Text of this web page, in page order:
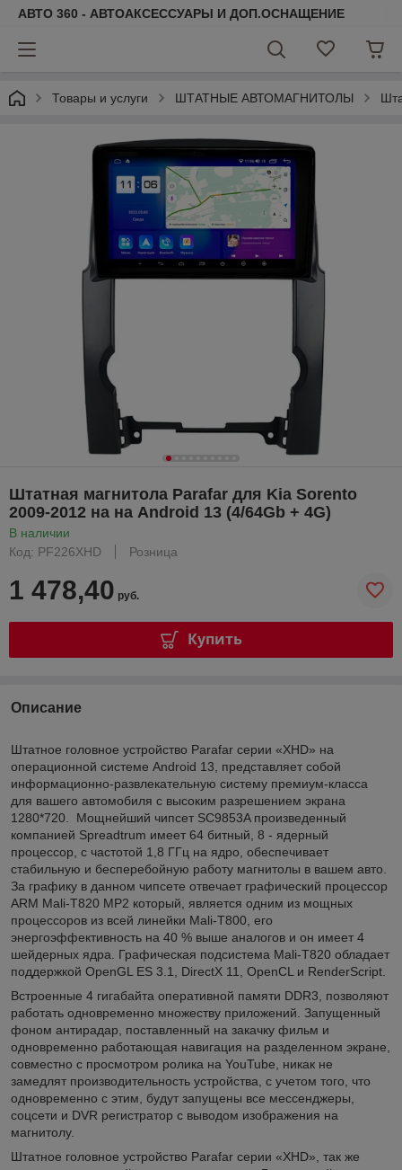
АВТО 360 - АВТОАКСЕССУАРЫ И ДОП.ОСНАЩЕНИЕ
Товары и услуги ШТАТНЫЕ АВТОМАГНИТОЛЫ
Штатная магнитола Parafar для Kia Sorento
2009-2012 на на Android 13 (4/64Gb + 4G)
В наличии
Код: PF226XHD
Розница
1 478,40 руб.
Купить
Описание
Штатное головное устройство Parafar серии «XHD» на
операционной системе Android 13, представляет собой
информационно-развлекательную систему премиум-класса
для вашего автомобиля с высоким разрешением экрана
1280*720. Мощнейший чипсет SC9853A произведенный
компанией Spreadtrum имеет 64 битный, 8 - ядерный
процессор, с частотой 1,8 ГГц на ядро, обеспечивает
стабильную и бесперебойную работу магнитолы в вашем авто.
За графику в данном чипсете отвечает графический процессор
ARM Mali-T820 MP2 который, является одним из мощных
процессоров из всей линейки Mali-T800, его
энергоэффективность на 40 % выше аналогов и он имеет 4
шейдерных ядра. Графическая подсистема Mali-T820 обладает
поддержкой OpenGL ES 3.1, DirectX 11, OpenCL и RenderScript.
Встроенные 4 гигабайта оперативной памяти DDR3, позволяют
работать одновременно множеству приложений. Запущенный
фоном антирадар, поставленный на закачку фильм и
одновременно работающая навигация на разделенном экране,
совместно с просмотром ролика на YouTube, никак не
замедлят производительность устройства, с учетом того, что
одновременно с этим, будут запущены все мессенджеры,
соцсети и DVR регистратор с выводом изображения на
магнитолу.
Штатное головное устройство Parafar серии «XHD», так же